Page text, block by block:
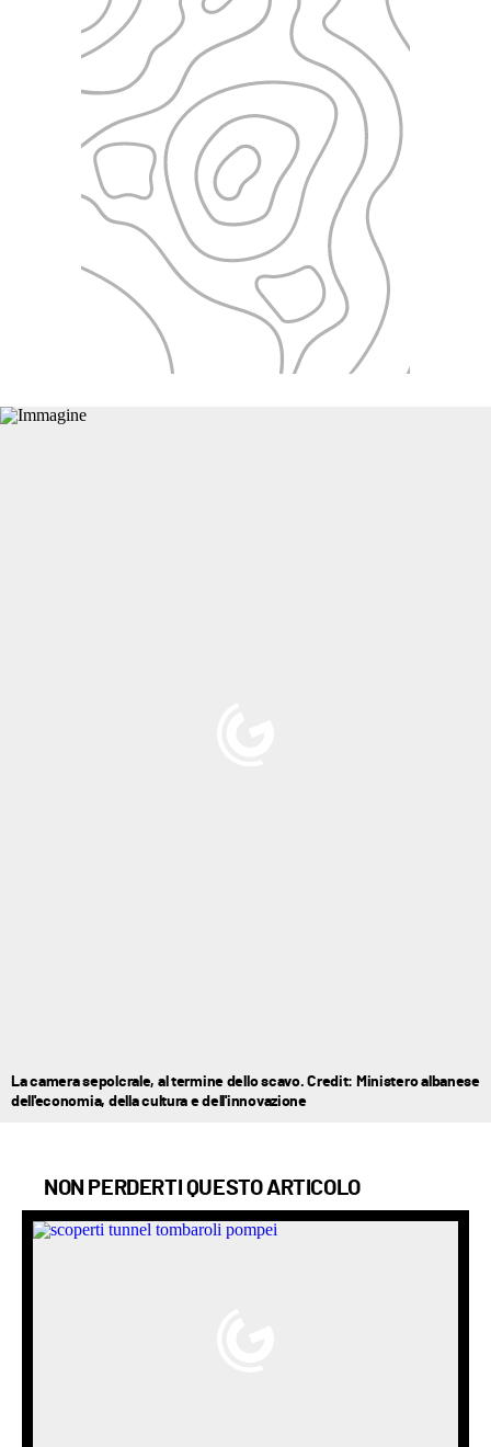
La camera sepolcrale, al termine dello scavo. Credit: Ministero albanese
dell'economia, della cultura e dell'innovazione
NON PERDERTI QUESTO ARTICOLO